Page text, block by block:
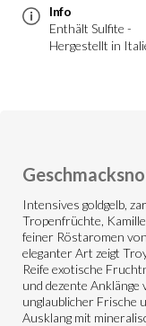
Info
Enthält Sulfite -
Hergestellt in
Intensives goldgelb,
Tropenfrüchte,
feiner Röstaromen
eleganter Art zeigt
Reife exotische
und dezente
unglaublicher Frische
Ausklang mit